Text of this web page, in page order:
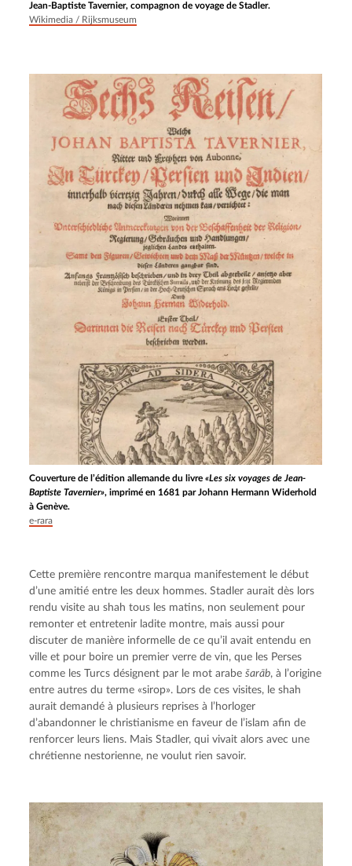
Jean-Baptiste Tavernier, compagnon de voyage de Stadler.
Wikimedia / Rijksmuseum
Couverture de l’édition allemande du livre«Les six voyages de Jean-
Baptiste Tavernier», imprimé en 1681 par Johann Hermann Widerhold
à Genève.
e-rara
Cette première rencontre marqua manifestement le début
d’une amitié entre les deux hommes. Stadler aurait dès lors
rendu visite au shah tous les matins, non seulement pour
remonter et entretenir ladite montre, mais aussi pour
discuter de manière informelle de ce qu’il avait entendu en
ville et pour boire un premier verre de vin, que les Perses
comme les Turcs désignent par le mot arabe šarāb, à l’origine
entre autres du terme «sirop». Lors de ces visites, le shah
aurait demandé à plusieurs reprises à l’horloger
d’abandonner le christianisme en faveur de l’islam afin de
renforcer leurs liens. Mais Stadler, qui vivait alors avec une
chrétienne nestorienne, ne voulut rien savoir.